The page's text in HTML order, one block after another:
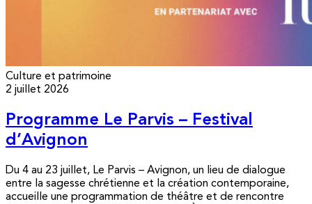
Culture et patrimoine
2 juillet 2026
Programme Le Parvis – Festival
d’Avignon
Du 4 au 23 juillet, Le Parvis – Avignon, un lieu de dialogue
entre la sagesse chrétienne et la création contemporaine,
accueille une programmation de théâtre et de rencontre